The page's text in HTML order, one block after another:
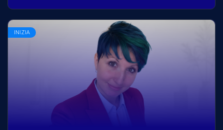
INIZIA